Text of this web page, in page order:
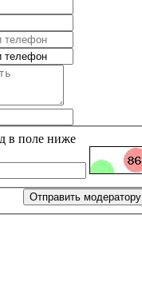
в поле ниже
Отправить модератору